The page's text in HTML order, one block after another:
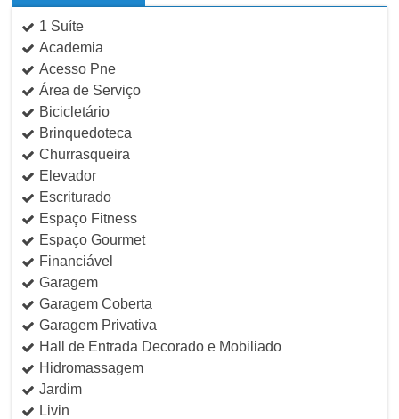
1 Suíte
Academia
Acesso Pne
Área de Serviço
Bicicletário
Brinquedoteca
Churrasqueira
Elevador
Escriturado
Espaço Fitness
Espaço Gourmet
Financiável
Garagem
Garagem Coberta
Garagem Privativa
Hall de Entrada Decorado e Mobiliado
Hidromassagem
Jardim
Livin